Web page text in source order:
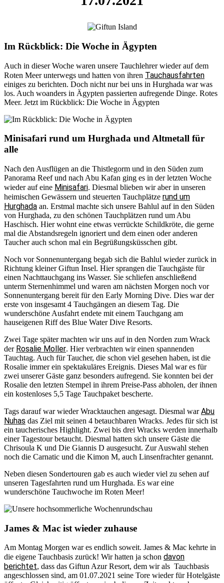
Im Rückblick: Die Woche in Ägypten
Auch in dieser Woche waren unsere Tauchlehrer wieder auf dem
Roten Meer unterwegs und hatten von ihren Tauchausfahrten
einiges zu berichten. Doch nicht nur bei uns in Hurghada war was
los. Auch woanders in Ägypten passierten aufregende Dinge. Rotes
Meer. Jetzt im Rückblick: Die Woche in Ägypten
Minisafari rund um Hurghada und Altmetall für
alle
Nach den Ausflügen an die Thistlegorm und in den Süden zum
Panorama Reef und nach Abu Kafan ging es in der letzten Woche
wieder auf eine Minisafari. Diesmal blieben wir aber in unseren
heimischen Gewässern und steuerten Tauchplätze rund um
Hurghada an. Erstmal machte sich unsere Bahlul auf in den Süden
von Hurghada, zu den schönen Tauchplätzen rund um Abu
Haschisch. Hier wohnt eine etwas verrückte Schildkröte, die gerne
mal die Abstandsregeln ignoriert und dem einen oder anderen
Taucher auch schon mal ein Begrüßungsküsschen gibt.
Noch vor Sonnenuntergang begab sich die Bahlul wieder zurück in
Richtung kleiner Giftun Insel. Hier sprangen die Tauchgäste für
einen Nachttauchgang ins Wasser. Sie schliefen anschließend
unterm Sternenhimmel und waren am nächsten Morgen noch vor
Sonnenuntergang bereit für den Early Morning Dive. Dies war der
erste von insgesamt 4 Tauchgängen an diesem Tag. Die
wunderschöne Ausfahrt endete mit einem Tauchgang am
hauseigenen Riff des Blue Water Dive Resorts.
Zwei Tage später machten wir uns auf in den Norden zum Wrack
der Rosalie Moller. Hier verbrachten wir einen spannenden
Tauchtag. Auch für Taucher, die schon viel gesehen haben, ist die
Rosalie immer ein spektakuläres Ereignis. Dieses Mal war es für
zwei unserer Gäste ganz besonders aufregend. Sie konnten bei der
Rosalie den letzten Stempel in ihrem Preise-Pass abholen, der ihnen
ein kostenloses 5,5 Tage Tauchpaket bescherte.
Tags darauf war wieder Wracktauchen angesagt. Diesmal warAbu
Nuhas das Ziel mit seinen 4 betauchbaren Wracks. Jedes für sich ist
ein taucherisches Highlight. Zwei bis drei Wracks werden innerhalb
einer Tagestour betaucht. Diesmal hatten sich unsere Gäste die
Chrisoula K und Die Giannis D ausgesucht. Zur Auswahl stehen
noch die Carnatic und die Kimon M, auch Linsenfrachter genannt.
Neben diesen Sondertouren gab es auch wieder viel zu sehen auf
unseren Tagesfahrten rund um Hurghada. Es war eine
wunderschöne Tauchwoche im Roten Meer!
James & Mac ist wieder zuhause
Am Montag Morgen war es endlich soweit. James & Mac kehrte in
die eigene Tauchbasis zurück! Wir hatten ja schon davon
berichtet, dass das Giftun Azur Resort, dem wir als Tauchbasis
angeschlossen sind, am 01.07.2021 seine Tore wieder für Hotelgäste